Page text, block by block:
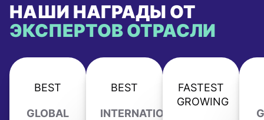
НАШИ НАГРАДЫ ОТ
ЭКСПЕРТОВ ОТРАСЛИ
BEST
GLOBAL
BEST
INTERNATIONAL
FASTEST
GROWING